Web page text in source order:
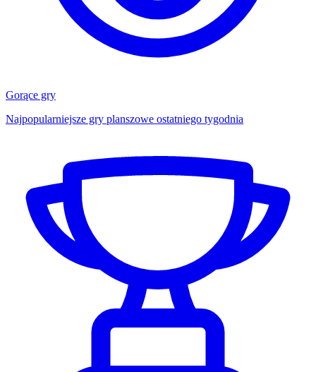
Gorące gry
Najpopularniejsze gry planszowe ostatniego tygodnia